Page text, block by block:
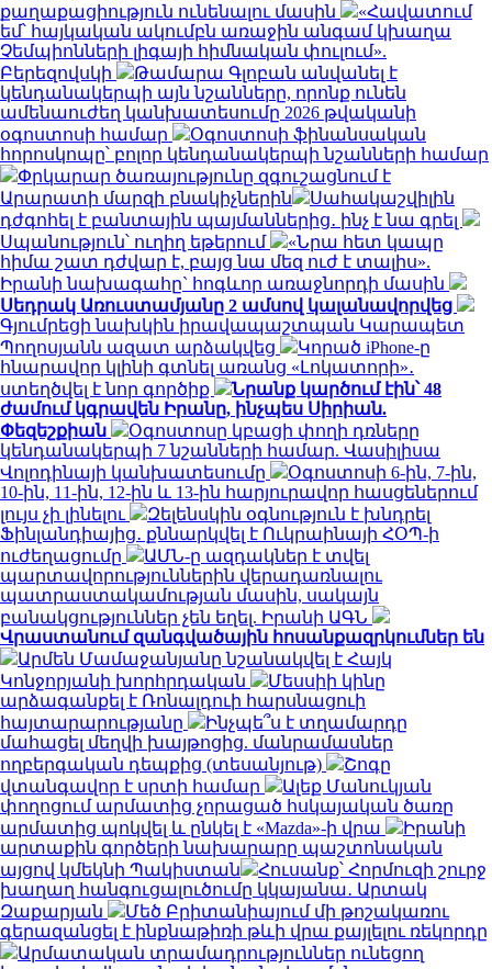
քաղաքացիություն ունենալու մասին
«Հավատում
եմ՝ հայկական ակումբն առաջին անգամ կխաղա
Չեմպիոնների լիգայի հիմնական փուլում».
Բերեզովսկի
Թամարա Գլոբան անվանել է
կենդանակերպի այն նշանները, որոնք ունեն
ամենաուժեղ կանխատեսումը 2026 թվականի
օգոստոսի համար
Օգոստոսի ֆինանսական
հորոսկոպը՝ բոլոր կենդանակերպի նշանների համար
Փրկարար ծառայությունը զգուշացնում է
Արարատի մարզի բնակիչներին
Սահակաշվիլին
դժգոհել է բանտային պայմաններից․ ինչ է նա գրել
Սպանություն՝ ուղիղ եթերում
«Նրա հետ կապը
հիմա շատ դժվար է, բայց նա մեզ ուժ է տալիս».
Իրանի նախագահը` հոգևոր առաջնորդի մասին
Սեդրակ Առուստամյանը 2 ամսով կալանավորվեց
Գյումրեցի նախկին իրավապաշտպան Կարապետ
Պողոսյանն ազատ արձակվեց
Կորած iPhone-ը
հնարավոր կլինի գտնել առանց «Լոկատորի»․
ստեղծվել է նոր գործիք
Նրանք կարծում էին՝ 48
ժամում կգրավեն Իրանը, ինչպես Սիրիան.
Փեզեշքիան
Օգոստոսը կբացի փողի դռները
կենդանակերպի 7 նշանների համար. Վասիլիսա
Վոլոդինայի կանխատեսումը
Օգոստոսի 6-ին, 7-ին,
10-ին, 11-ին, 12-ին և 13-ին հարյուրավոր հասցեներում
լույս չի լինելու
Զելենսկին օգնություն է խնդրել
Ֆինլանդիայից․ քննարկվել է Ուկրաինայի ՀՕՊ-ի
ուժեղացումը
ԱՄՆ-ը ազդակներ է տվել
պարտավորություններին վերադառնալու
պատրաստակամության մասին, սակայն
բանակցություններ չեն եղել. Իրանի ԱԳՆ
Վրաստանում զանգվածային հոսանքազրկումներ են
Արմեն Մամաջանյանը նշանակվել է Հայկ
Կոնջորյանի խորհրդական
Մեսսիի կինը
արձագանքել է Ռոնալդուի հարսնացուի
հայտարարությանը
Ինչպե՞ս է տղամարդը
մահացել մեղվի խայթոցից. մանրամասներ
ողբերգական դեպքից (տեսանյութ)
Շոգը
վտանգավոր է սրտի համար
Ալեք Մանուկյան
փողոցում արմատից չորացած հսկայական ծառը
արմատից պոկվել և ընկել է «Mazda»-ի վրա
Իրանի
արտաքին գործերի նախարարը պաշտոնական
այցով կմեկնի Պակիստան
Հուսանք՝ Հորմուզի շուրջ
խաղաղ հանգուցալուծումը կկայանա․ Արտակ
Զաքարյան
Մեծ Բրիտանիայում մի թոշակառու
գերազանցել է ինքնաթիռի թևի վրա քայլելու ռեկորդը
Արմատական տրամադրություններ ունեցող